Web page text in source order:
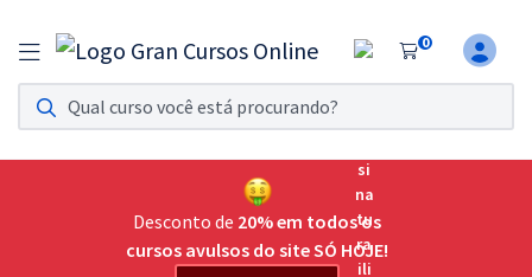
0
Assinatura Ilimitada 11
Acesso a todos os cursos. Teste grátis por 7 dias!
Assinatura OAB Até Passar
Acesso ilimitado a toda preparação para o Exame da
Desconto de 20% em todos os
cursos avulsos do site SÓ HOJE!